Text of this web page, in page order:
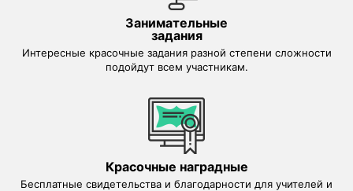
Занимательные
задания
Интересные красочные задания разной степени сложности
подойдут всем участникам.
Красочные наградные
Бесплатные свидетельства и благодарности для учителей и